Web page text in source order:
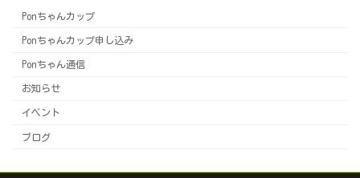
Ponちゃんカップ
Ponちゃんカップ申し込み
Ponちゃん通信
お知らせ
イベント
ブログ